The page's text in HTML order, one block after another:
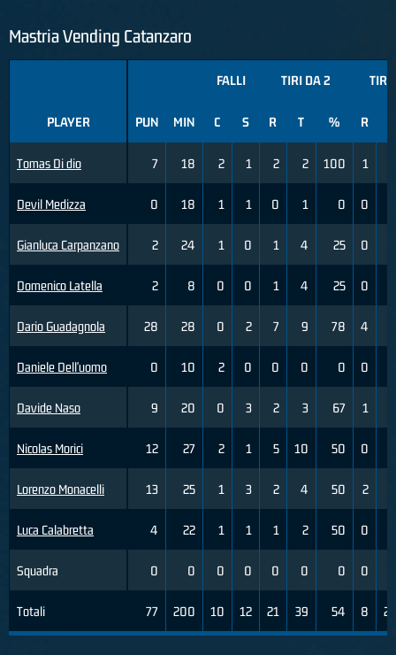
Mastria Vending Catanzaro
PLAYER
Tomas Di dio
Devil Medizza
Gianluca Carpanzano
Domenico Latella
Dario Guadagnola
Daniele Dell'uomo
Davide Naso
Nicolas Morici
Lorenzo Monacelli
Luca Calabretta
Squadra
Totali
FALLI TIRI DA 2 TIRI
PUN MIN C S R T % R
7 18 2 1 2 2 100 1
0 18 1 1 0 1 0 0
2 24 1 0 1 4 25 0
2 8 0 0 1 4 25 0
28 28 0 2 7 9 78 4
0 10 2 0 0 0 0 0
9 20 0 3 2 3 67 1
12 27 2 1 5 10 50 0
13 25 1 3 2 4 50 2
4 22 1 1 1 2 50 0
0 0 0 0 0 0 0 0
77 200 10 12 21 39 54 8